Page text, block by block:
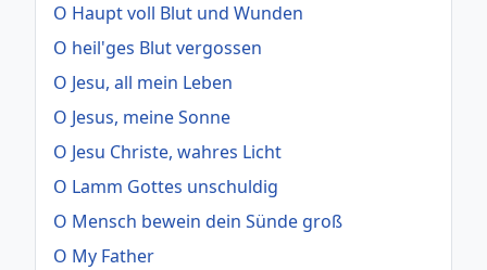
O Haupt voll Blut und Wunden
O heil'ges Blut vergossen
O Jesu, all mein Leben
O Jesus, meine Sonne
O Jesu Christe, wahres Licht
O Lamm Gottes unschuldig
O Mensch bewein dein Sünde groß
O My Father